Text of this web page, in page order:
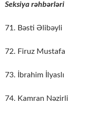
Seksiya rəhbərləri
71. Bəsti Əlibəyli
72. Firuz Mustafa
73. İbrahim İlyaslı
74. Kamran Nəzirli